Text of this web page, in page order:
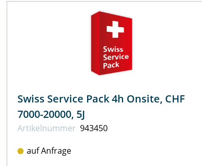
Swiss Service Pack 4h Onsite, CHF
7000-20000, 5J
Artikel­nummer 943450
auf Anfrage